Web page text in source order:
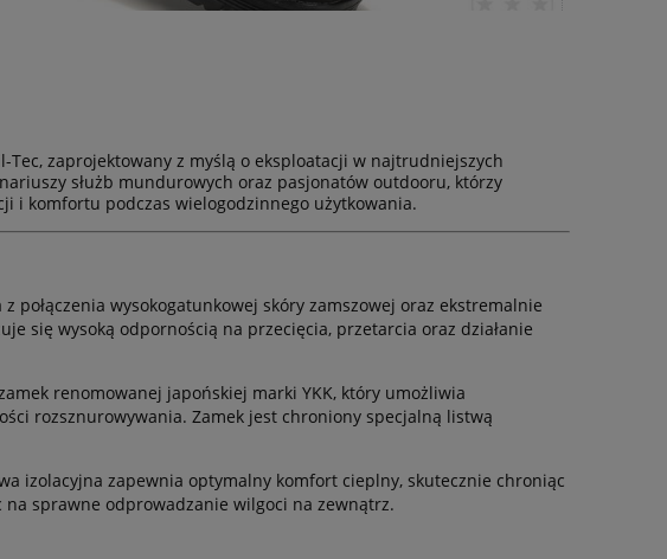
Tec, zaprojektowany z myślą o eksploatacji w najtrudniejszych
służb mundurowych oraz pasjonatów outdooru, którzy
i komfortu podczas wielogodzinnego użytkowania.
z połączenia wysokogatunkowej skóry zamszowej oraz ekstremalnie
się wysoką odpornością na przecięcia, przetarcia oraz działanie
renomowanej japońskiej marki YKK, który umożliwia
rozsznurowywania. Zamek jest chroniony specjalną listwą
izolacyjna zapewnia optymalny komfort cieplny, skutecznie chroniąc
sprawne odprowadzanie wilgoci na zewnątrz.